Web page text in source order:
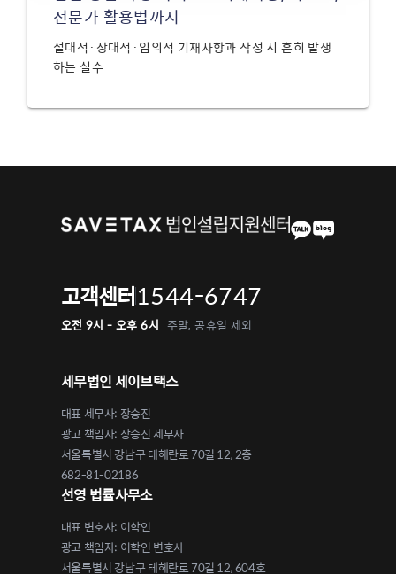
전문가 활용법까지
절대적·상대적·임의적 기재사항과 작성 시 흔히 발생
하는 실수
고객센터1544-6747
오전 9시 - 오후 6시 주말, 공휴일 제외
세무법인 세이브택스
대표 세무사: 장승진
광고 책임자: 장승진 세무사
서울특별시 강남구 테헤란로 70길 12, 2층
682-81-02186
선영 법률사무소
대표 변호사: 이학인
광고 책임자: 이학인 변호사
서울특별시 강남구 테헤란로 70길 12, 604호